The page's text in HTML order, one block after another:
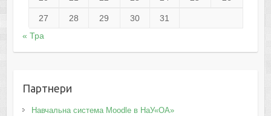
27 28 29 30
31
« Тра
Партнери
Навчальна система Moodle в НаУ«ОА»